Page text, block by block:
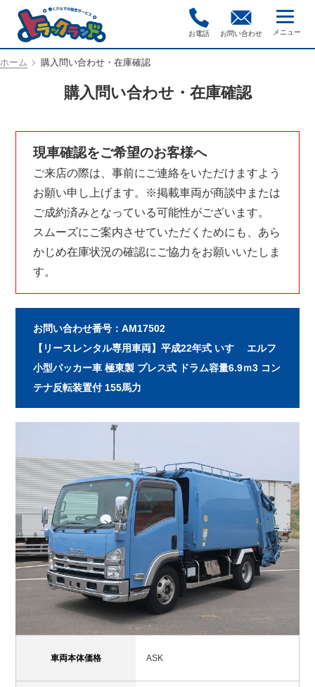
お電話 お問い合わせ
ホーム 購入問い合わせ・在庫確認
購入問い合わせ・在庫確認
現車確認をご希望のお客様へ
ご来店の際は、事前にご連絡をいただけますよう
お願い申し上げます。※掲載車両が商談中または
ご成約済みとなっている可能性がございます。
スムーズにご案内させていただくためにも、あら
かじめ在庫状況の確認にご協力をお願いいたしま
す。
お問い合わせ番号：AM17502
【リースレンタル専用車両】平成22年式 いすゞ エルフ
小型パッカー車 極東製 プレス式 ドラム容量6.9ｍ3 コン
テナ反転装置付 155馬力
車両本体価格 ASK